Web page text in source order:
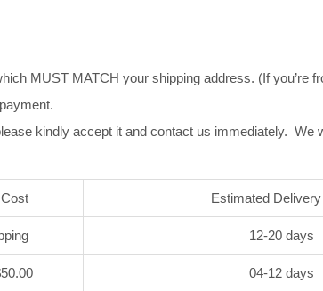
MUST MATCH your shipping address. (If you’re
kindly accept it and contact us immediately. We
Estimated
12-20 days
04-12 days